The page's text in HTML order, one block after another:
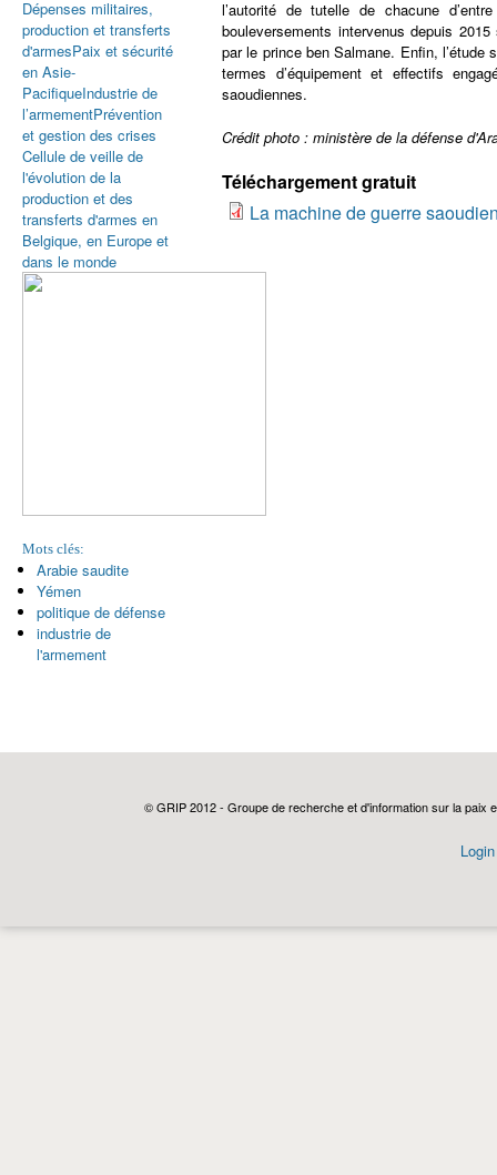
l’autorité de tutelle de chacune
bouleversements intervenus depuis
par le prince ben Salmane. Enfin, l’étude
termes d’équipement et effectifs
saoudiennes.
Crédit photo : ministère de la défense
Téléchargement gratuit
La machine de guerre
Dépenses militaires,
production et transferts
d'armesPaix et sécurité
en Asie-
PacifiqueIndustrie de
l’armementPrévention
et gestion des crises
Cellule de veille de
l'évolution de la
production et des
transferts d'armes en
Belgique, en Europe et
dans le monde
Mots clés:
Arabie saudite
Yémen
politique de défense
industrie de
l'armement
© GRIP 2012 - Groupe de recherche et d'information sur la paix
Login